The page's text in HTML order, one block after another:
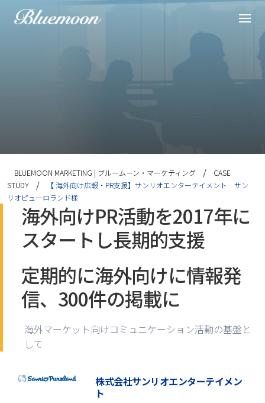
BLUEMOON MARKETING | ブルームーン・マーケティング /
CASE
STUDY
/
【 海外向け広報・PR支援】サンリオエンターテイメント サン
リオピューロランド様
海外向けPR活動を2017年に
スタートし長期的支援
定期的に海外向けに情報発
信、300件の掲載に
海外マーケット向けコミュニケーション活動の基盤と
して
株式会社サンリオエンターテイメン
ト